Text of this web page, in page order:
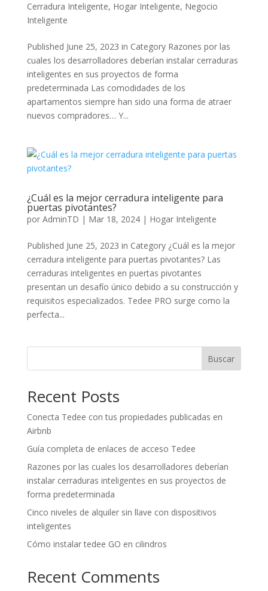
Cerradura Inteligente, Hogar Inteligente, Negocio
Inteligente
Published June 25, 2023 in Category Razones por las
cuales los desarrolladores deberían instalar cerraduras
inteligentes en sus proyectos de forma
predeterminada Las comodidades de los
apartamentos siempre han sido una forma de atraer
nuevos compradores… Y...
¿Cuál es la mejor cerradura inteligente para
puertas pivotantes?
por AdminTD | Mar 18, 2024| Hogar Inteligente
Published June 25, 2023 in Category ¿Cuál es la mejor
cerradura inteligente para puertas pivotantes? Las
cerraduras inteligentes en puertas pivotantes
presentan un desafío único debido a su construcción y
requisitos especializados. Tedee PRO surge como la
perfecta...
Buscar
Recent Posts
Conecta Tedee con tus propiedades publicadas en
Airbnb
Guía completa de enlaces de acceso Tedee
Razones por las cuales los desarrolladores deberían
instalar cerraduras inteligentes en sus proyectos de
forma predeterminada
Cinco niveles de alquiler sin llave con dispositivos
inteligentes
Cómo instalar tedee GO en cilindros
Recent Comments